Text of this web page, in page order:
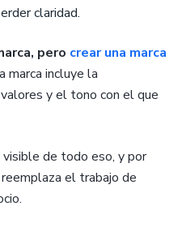
claridad.
pero crear una marca
marca incluye la
y el tono con el que
de todo eso, y por
el trabajo de